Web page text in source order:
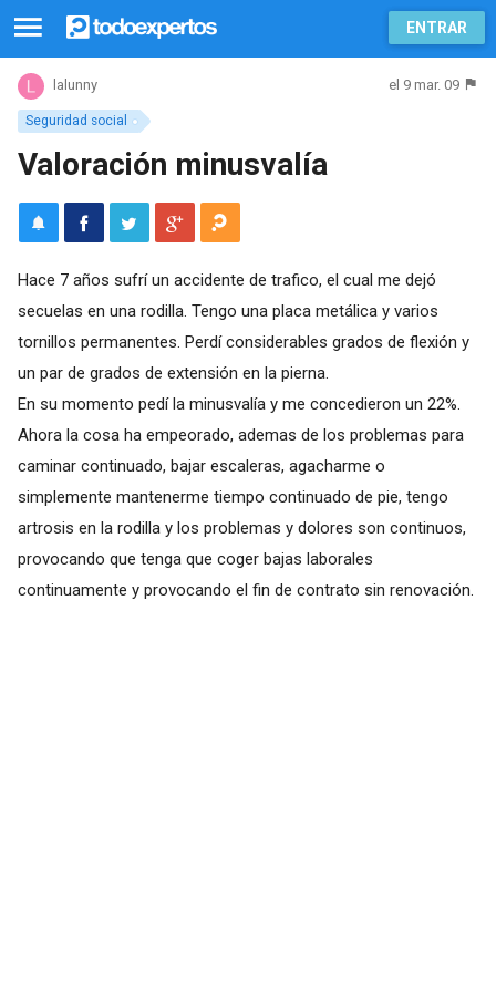
ENTRAR
Seguridad social
lalunny el 9 mar. 09
Valoración minusvalía
Hace 7 años sufrí un accidente de trafico, el cual me dejó
secuelas en una rodilla. Tengo una placa metálica y varios
tornillos permanentes. Perdí considerables grados de flexión y
un par de grados de extensión en la pierna.
En su momento pedí la minusvalía y me concedieron un 22%.
Ahora la cosa ha empeorado, ademas de los problemas para
caminar continuado, bajar escaleras, agacharme o
simplemente mantenerme tiempo continuado de pie, tengo
artrosis en la rodilla y los problemas y dolores son continuos,
provocando que tenga que coger bajas laborales
continuamente y provocando el fin de contrato sin renovación.